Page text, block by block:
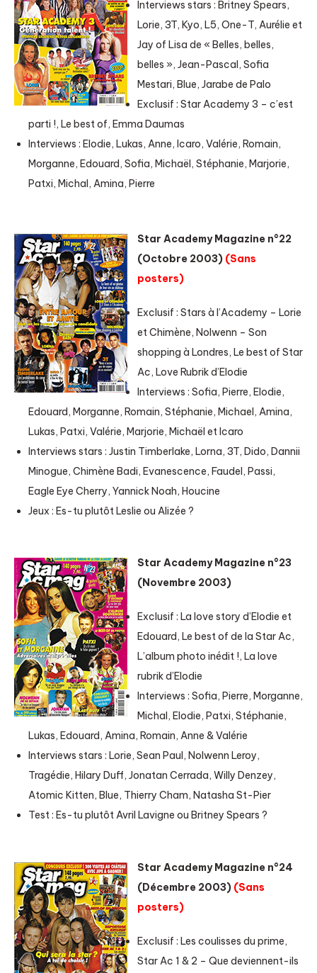
Interviews stars : Britney Spears,
Lorie, 3T, Kyo, L5, One-T, Aurélie et
Jay of Lisa de « Belles, belles,
belles », Jean-Pascal, Sofia
Mestari, Blue, Jarabe de Palo
Exclusif : Star Academy 3 – c’est
parti !, Le best of, Emma Daumas
Interviews : Elodie, Lukas, Anne, Icaro, Valérie, Romain,
Morganne, Edouard, Sofia, Michaël, Stéphanie, Marjorie,
Patxi, Michal, Amina, Pierre
Star Academy Magazine n°22
(Octobre 2003) (Sans
posters)
Exclusif : Stars à l’Academy – Lorie
et Chimène, Nolwenn – Son
shopping à Londres, Le best of Star
Ac, Love Rubrik d’Elodie
Interviews : Sofia, Pierre, Elodie,
Edouard, Morganne, Romain, Stéphanie, Michael, Amina,
Lukas, Patxi, Valérie, Marjorie, Michaël et Icaro
Interviews stars : Justin Timberlake, Lorna, 3T, Dido, Dannii
Minogue, Chimène Badi, Evanescence, Faudel, Passi,
Eagle Eye Cherry, Yannick Noah, Houcine
Jeux : Es-tu plutôt Leslie ou Alizée ?
Star Academy Magazine n°23
(Novembre 2003)
Exclusif : La love story d’Elodie et
Edouard, Le best of de la Star Ac,
L’album photo inédit !, La love
rubrik d’Elodie
Interviews : Sofia, Pierre, Morganne,
Michal, Elodie, Patxi, Stéphanie,
Lukas, Edouard, Amina, Romain, Anne & Valérie
Interviews stars : Lorie, Sean Paul, Nolwenn Leroy,
Tragédie, Hilary Duff, Jonatan Cerrada, Willy Denzey,
Atomic Kitten, Blue, Thierry Cham, Natasha St-Pier
Test : Es-tu plutôt Avril Lavigne ou Britney Spears ?
Star Academy Magazine n°24
(Décembre 2003) (Sans
posters)
Exclusif : Les coulisses du prime,
Star Ac 1 & 2 – Que deviennent-ils